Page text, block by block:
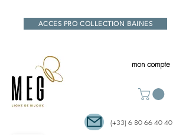
ACCES PRO COLLECTION BAINES
mon compte
(+33) 6 80 66 40 40